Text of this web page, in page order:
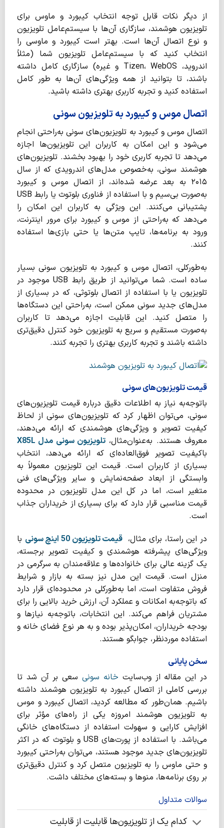
از دیگر نکات قابل‌ توجه انتخاب کیبورد و ماوس برای
تلویزیون هوشمند، سازگاری آن‌ها با سیستم‌عامل تلویزیون
و نوع اتصال آن‌ها است. بهتر است کیبورد و ماوسی را
انتخاب کنید که با سیستم‌عامل تلویزیون شما (مثلاً
اندروید، Tizen، WebOS و غیره) سازگاری کامل داشته
باشند، تا بتوانید از همه ویژگی‌های آن‌ها به طور کامل
استفاده کنید و تجربه کاربری بهتری داشته باشید.
اتصال موس و کیبورد به تلویزیون سونی
اتصال موس و کیبورد به تلویزیون‌های سونی به‌راحتی انجام
می‌شود و این امکان به کاربران این تلویزیون‌ها اجازه
می‌دهد تا تجربه کاربری خود را بهبود بخشند. تلویزیون‌های
هوشمند سونی، به‌خصوص مدل‌های اندرویدی که از سال
۲۰۱۵ به بعد عرضه شده‌اند، از اتصال موس و کیبورد
به‌صورت بی‌سیم و با استفاده از فناوری بلوتوث یا رابط USB
پشتیبانی می‌کنند. این ویژگی به کاربران این امکان را
می‌دهد که به‌راحتی از موس و کیبورد برای مرور اینترنت،
ورود به برنامه‌ها، تایپ متن‌ها یا حتی بازی‌ها استفاده
کنند.
به‌طورکلی، اتصال موس و کیبورد به تلویزیون سونی بسیار
ساده است. شما می‌توانید از طریق رابط USB موجود در
تلویزیون یا با استفاده از اتصال بلوتوثی، که در بسیاری از
مدل‌های جدید سونی ممکن است، به‌راحتی این دستگاه‌ها
را متصل کنید. این قابلیت اجازه می‌دهد تا کاربران
به‌صورت مستقیم و سریع به تلویزیون خود کنترل دقیق‌تری
داشته باشند و تجربه کاربری بهتری را تجربه کنند.
قیمت تلویزیون‌های سونی
باتوجه‌به نیاز به اطلاعات دقیق درباره قیمت تلویزیون‌های
سونی، می‌توان اظهار کرد که تلویزیون‌های سونی از لحاظ
کیفیت تصویر و ویژگی‌های هوشمندی که ارائه می‌دهند،
معروف هستند. به‌عنوان‌مثال، تلویزیون سونی مدل
باکیفیت تصویر فوق‌العاده‌ای که ارائه می‌دهد، انتخاب
بسیاری از کاربران است. قیمت این تلویزیون معمولاً به
وابستگی از ابعاد صفحه‌نمایش و سایر ویژگی‌های فنی
متغیر است، اما در کل این مدل تلویزیون در محدوده
قیمت مناسبی قرار دارد که برای بسیاری از خریداران جذاب
است.
در این راستا، برای مثال، قیمت تلویزیون 50 اینچ سونی
با
ویژگی‌های پیشرفته هوشمندی و کیفیت تصویر برجسته،
یک گزینه عالی برای خانواده‌ها و علاقه‌مندان به سرگرمی در
منزل است. قیمت این مدل نیز بسته به بازار و شرایط
فروش متفاوت است، اما به‌طورکلی در محدوده‌ای قرار دارد
که باتوجه‌به امکانات و عملکرد آن، ارزش خرید بالایی را برای
مشتریان فراهم می‌کند. این انتخابات، باتوجه‌به نیازها و
بودجه خریداران، امکان‌پذیر بوده و به هر نوع فضای خانه و
استفاده موردنظر، جوابگو هستند.
سخن پایانی
در این مقاله از وب‌سایت خانه سونیسعی بر آن شد تا
بررسی کاملی از اتصال کیبورد به تلویزیون هوشمند داشته
باشیم. همان‌طور که مطالعه کردید، اتصال کیبورد و موس
به تلویزیون هوشمند امروزه یکی از راه‌های مؤثر برای
افزایش کارایی و سهولت استفاده از دستگاه‌های خانگی
می‌باشد. با استفاده از پورت‌های USB و بلوتوث که در اکثر
تلویزیون‌های جدید موجود هستند، می‌توان به‌راحتی کیبورد
و حتی ماوس را به تلویزیون متصل کرد و کنترل دقیق‌تری
بر روی برنامه‌ها، منوها و بسته‌های مختلف داشت.
سوالات متداول
کدام یک از تلویزیون‌ها قابلیت از قابلیت